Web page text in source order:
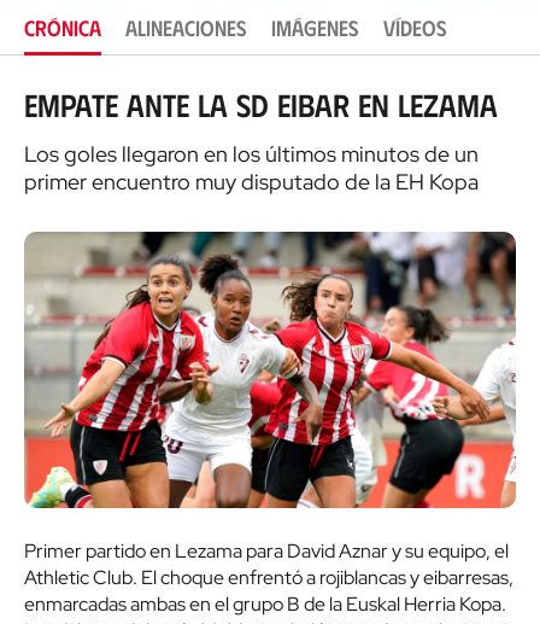
CRÓNICA ALINEACIONES IMÁGENES VÍDEOS
Empate ante la SD Eibar en Lezama
Los goles llegaron en los últimos minutos de un
primer encuentro muy disputado de la EH Kopa
Primer partido en Lezama para David Aznar y su equipo, el
Athletic Club. El choque enfrentó a rojiblancas y eibarresas,
enmarcadas ambas en el grupo B de la Euskal Herria Kopa.